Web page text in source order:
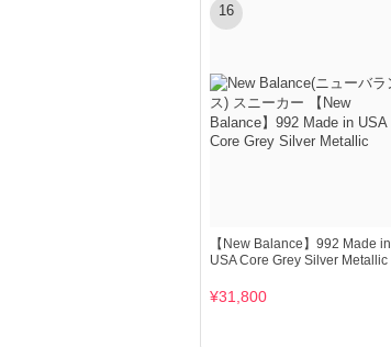
16
【New Balance】992 Made in
USA Core Grey Silver Metallic
¥31,800